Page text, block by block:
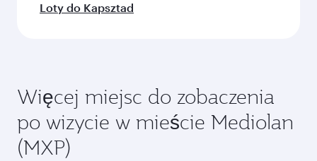
Loty do Kapsztad
Więcej miejsc do zobaczenia
po wizycie w mieście Mediolan
(MXP)